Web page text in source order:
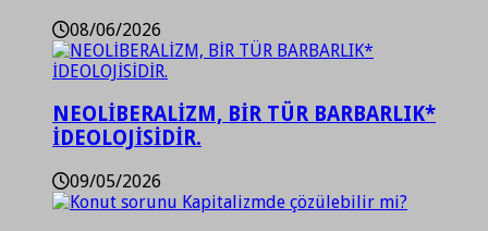
08/06/2026
NEOLİBERALİZM, BİR TÜR BARBARLIK*
İDEOLOJİSİDİR.
09/05/2026